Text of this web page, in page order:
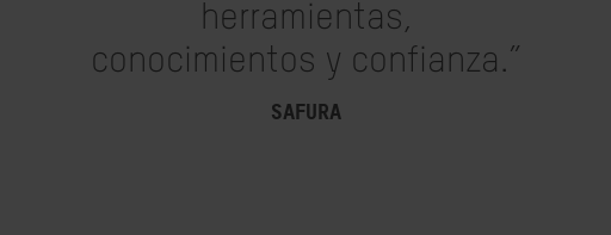
herramientas,
conocimientos y confianza.”
SAFURA